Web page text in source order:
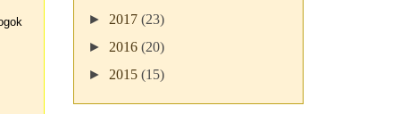
► 2017 (23)
► 2016 (20)
► 2015 (15)